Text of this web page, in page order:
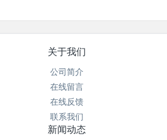
关于我们
公司简介
在线留言
在线反馈
联系我们
新闻动态